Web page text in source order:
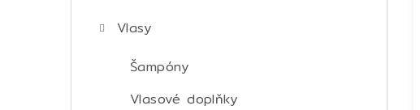
Vlasy
Šampóny
Vlasové doplňky